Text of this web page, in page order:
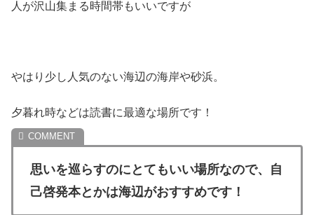
人が沢山集まる時間帯もいいですが
やはり少し人気のない海辺の海岸や砂浜。
夕暮れ時などは読書に最適な場所です！
思いを巡らすのにとてもいい場所なので、自
己啓発本とかは海辺がおすすめです！